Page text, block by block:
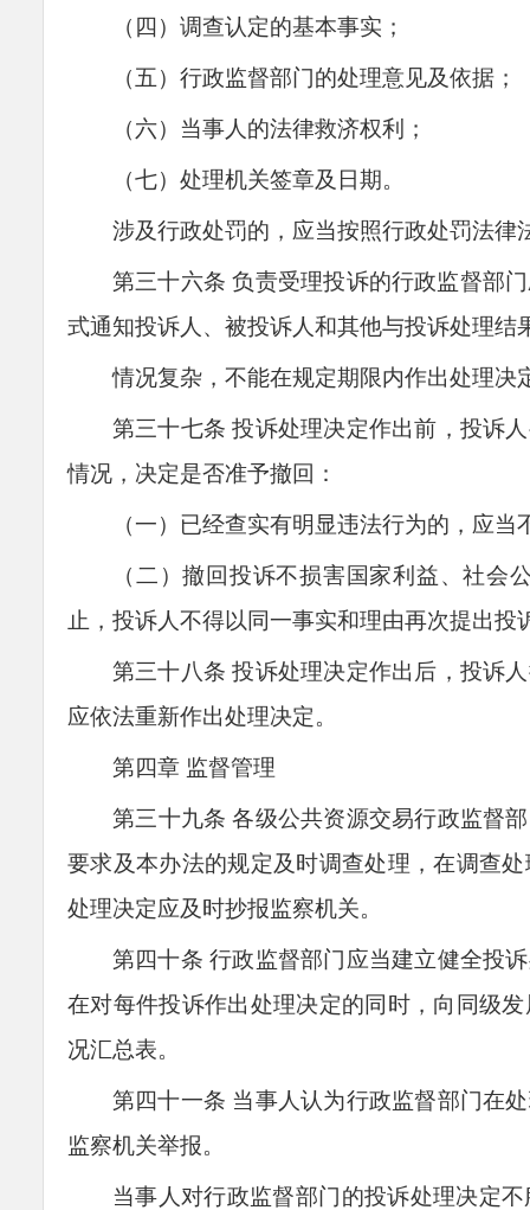
（四）调查认定的基本事实；
（五）行政监督部门的处理意见及依据；
（六）当事人的法律救济权利；
（七）处理机关签章及日期。
涉及行政处罚的，应当按照行政处罚法律
第三十六条 负责受理投诉的行政监督部
式通知投诉人、被投诉人和其他与投诉处理
情况复杂，不能在规定期限内作出处理决
第三十七条 投诉处理决定作出前，投诉
情况，决定是否准予撤回：
（一）已经查实有明显违法行为的，应
（二）撤回投诉不损害国家利益、社
止，投诉人不得以同一事实和理由再次提出投
第三十八条 投诉处理决定作出后，投诉
应依法重新作出处理决定。
第四章 监督管理
第三十九条 各级公共资源交易行政监督
要求及本办法的规定及时调查处理，在调查
处理决定应及时抄报监察机关。
第四十条 行政监督部门应当建立健全投
在对每件投诉作出处理决定的同时 ， 向同级
况汇总表。
第四十一条 当事人认为行政监督部门在
监察机关举报。
当事人对行政监督部门的投诉处理决定